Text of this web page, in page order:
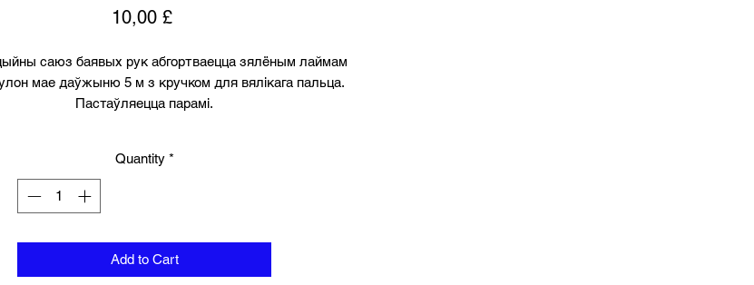
10,00 £Price
саюз баявых рук абгортваецца зялёным лаймам
мае даўжыню 5 м з кручком для вялікага пальца.
Пастаўляецца парамі.
Quantity *
Add to Cart